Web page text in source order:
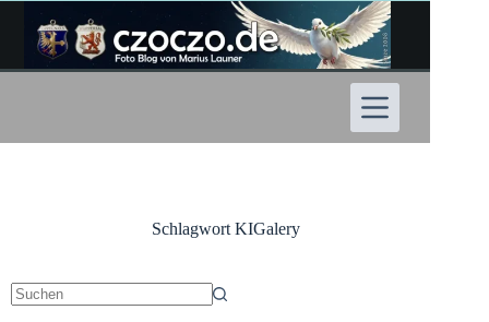
Inhalt
springen
Schlagwort KIGalery